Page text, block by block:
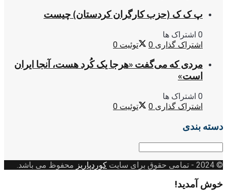
پ ک ک (حزب کارگران کردستان) چیست
0 اشتراک ها
اشتراک گذاری 0 توئیت 0
مردی که می‌گفت «هرجا یک کُرد هست، آنجا ایران
است»
0 اشتراک ها
اشتراک گذاری 0 توئیت 0
دسته بندی
دسته
© 2024
- تمامی حقوق برای سایت کوردپاریز محفوظ می باشد.
خوش آمدید!